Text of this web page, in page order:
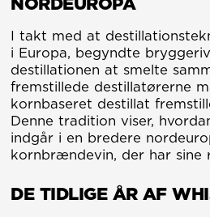
I takt med at
i Europa, begyndte
destillationen at smelte
fremstillede destillatørerne
kornbaseret destillat
Denne tradition viser,
indgår i en bredere
kornbrændevin, der har sine
DE TIDLIGE ÅR AF